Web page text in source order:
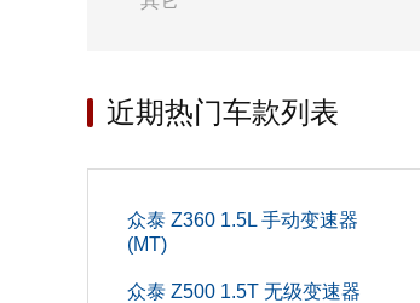
近期热门车款列表
众泰 Z360 1.5L 手动变速器
(MT)
众泰 Z500 1.5T 无级变速器